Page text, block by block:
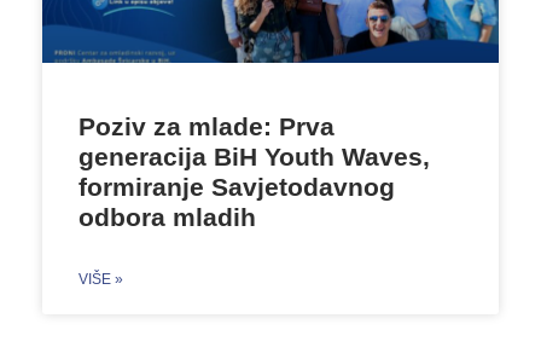
Poziv za mlade: Prva
generacija BiH Youth Waves,
formiranje Savjetodavnog
odbora mladih
VIŠE »